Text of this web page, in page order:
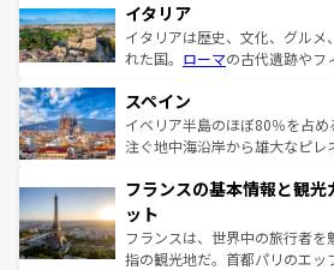
イタリア
イタリアは歴史、文化、グル
れた国。 ローマの古代遺跡やフ
ろん、トスカーナの美しい田園
景など、自然景観も見逃せない
ピザやパスタなど、絶品のイタ
ませてくれるイタリアで、忘れ
なお、新着のイタリア情報は
しい。
スペイン
イベリア半島のほぼ80％を占
注ぐ地中海沿岸から雄大なピレ
文化が根付くこの国では、情熱
れる闘牛、そして美味しいタパ
る。首都マドリードの洗練され
アートに溢れた街角から、地方
フランスの基本情報と観
ット
フランスは、世界中の旅行者
指の観光地だ。首都パリのエッ